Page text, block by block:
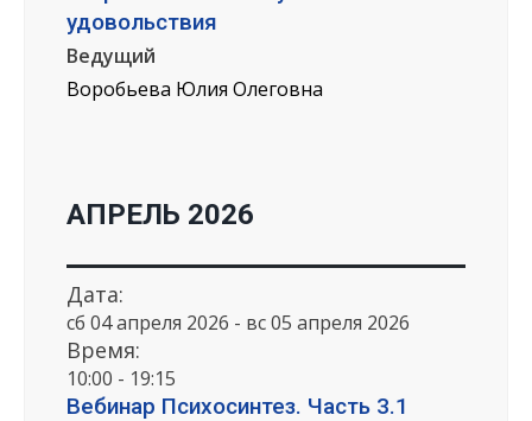
удовольствия
Ведущий
Воробьева Юлия Олеговна
АПРЕЛЬ 2026
Дата:
сб 04 апреля 2026 - вс 05 апреля 2026
Время:
10:00 - 19:15
Вебинар Психосинтез. Часть 3.1